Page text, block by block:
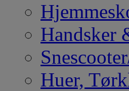
Handsker
Huer,